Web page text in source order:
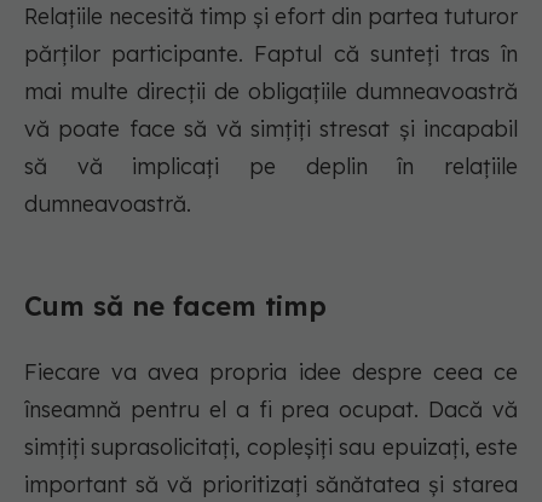
Relațiile necesită timp și efort din partea tuturor
părților participante. Faptul că sunteți tras în
mai multe direcții de obligațiile dumneavoastră
vă poate face să vă simțiți stresat și incapabil
să vă implicați pe deplin în relațiile
dumneavoastră.
Cum să ne facem timp
Fiecare va avea propria idee despre ceea ce
înseamnă pentru el a fi prea ocupat. Dacă vă
simțiți suprasolicitați, copleșiți sau epuizați, este
important să vă prioritizați sănătatea și starea